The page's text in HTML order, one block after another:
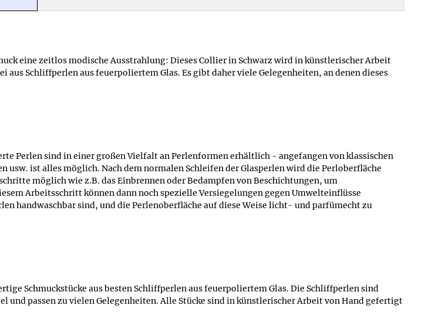
eine zeitlos modische Ausstrahlung: Dieses Collier in Schwarz wird in künstlerischer Arbeit
Schliffperlen aus feuerpoliertem Glas. Es gibt daher viele Gelegenheiten, an denen dieses
Perlen sind in einer großen Vielfalt an Perlenformen erhältlich - angefangen von klassischen
ist alles möglich. Nach dem normalen Schleifen der Glasperlen wird die Perloberfläche
möglich wie z.B. das Einbrennen oder Bedampfen von Beschichtungen, um
Arbeitsschritt können dann noch spezielle Versiegelungen gegen Umwelteinflüsse
handwaschbar sind, und die Perlenoberfläche auf diese Weise licht- und parfümecht zu
Schmuckstücke aus besten Schliffperlen aus feuerpoliertem Glas. Die Schliffperlen sind
und passen zu vielen Gelegenheiten. Alle Stücke sind in künstlerischer Arbeit von Hand gefertigt